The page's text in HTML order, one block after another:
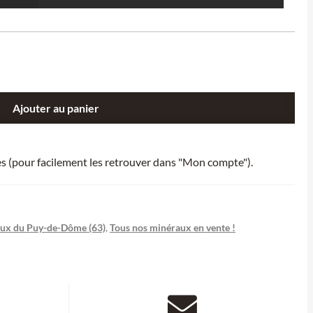
Ajouter au panier
(pour facilement les retrouver dans "Mon compte").
du Puy-de-Dôme (63), Tous nos minéraux en vente !